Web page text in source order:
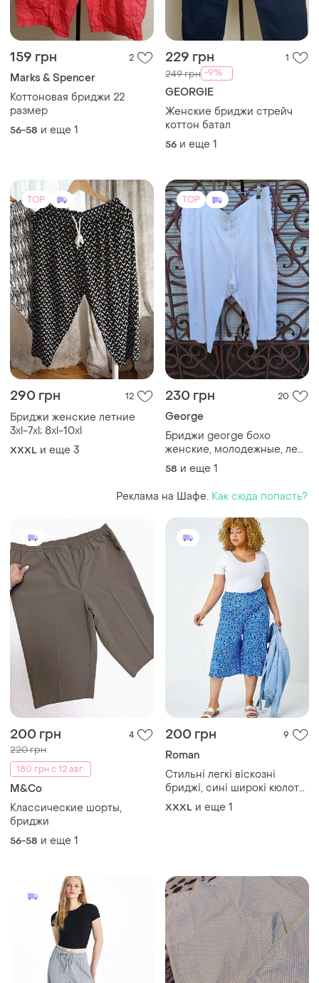
159 грн 2
Marks & Spencer
Коттоновая бриджи 22
размер
56-58 и еще 1
229 грн 1
249 грн -9%
GEORGIE
Женские бриджи стрейч
коттон батал
56 и еще 1
TOP
290 грн 12
Бриджи женские летние
3xl-7xl; 8xl-10xl
XXXL и еще 3
TOP
230 грн 20
George
Бриджи george бохо
женские, молодежные, лен,
вискоза, большой размер,
58 и еще 1
Реклама на Шафе. Как сюда попасть?
200 грн 4
220 грн
180 грн с 12 авг.
M&Co
Классические шорты,
бриджи
56-58 и еще 1
200 грн 9
Roman
Стильні легкі віскозні
бриджі, сині широкі кюлоти
батал
XXXL и еще 1